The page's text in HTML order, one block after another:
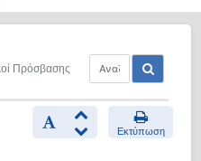
Πρόσβασης
Εκτύπωση